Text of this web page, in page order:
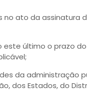
no ato da assinatura
este último o prazo
da administração
dos Estados, do